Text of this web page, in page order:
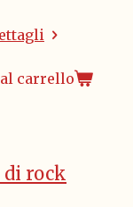
carrello
di rock